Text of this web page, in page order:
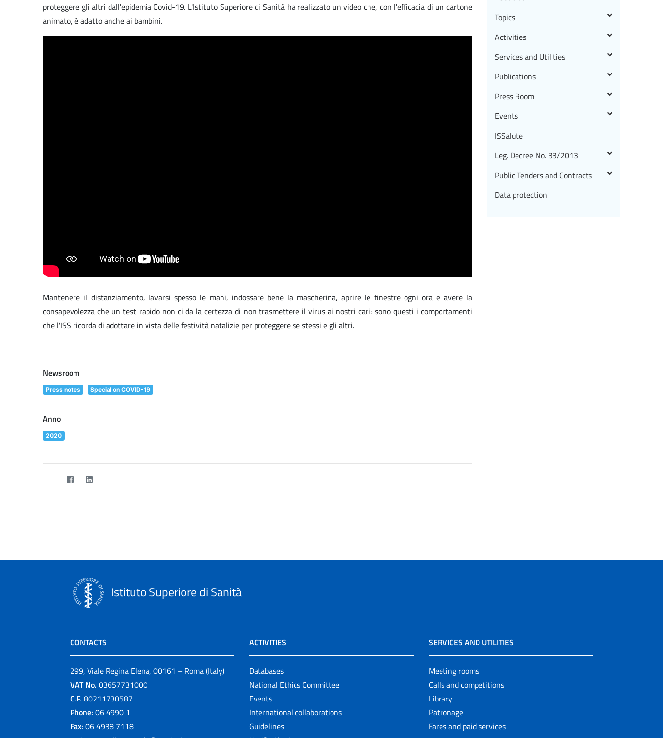
proteggere gli altri dall'epidemia Covid-19. L'Istituto Superiore di Sanità ha realizzato un video che, con l'efficacia di un cartone
animato, è adatto anche ai bambini.
Mantenere il distanziamento, lavarsi spesso le mani, indossare bene la mascherina, aprire le finestre ogni ora e avere la
consapevolezza che un test rapido non ci da la certezza di non trasmettere il virus ai nostri cari: sono questi i comportamenti
che l'ISS ricorda di adottare in vista delle festività natalizie per proteggere se stessi e gli altri.
Newsroom
Press notes Special on COVID-19
Anno
2020
Topics
Activities
Services and Utilities
Publications
Press Room
Events
ISSalute
Leg. Decree No. 33/2013
Public Tenders and Contracts
Data protection
Istituto Superiore di Sanità
CONTACTS
299, Viale Regina Elena, 00161 – Roma (Italy)
VAT No. 03657731000
C.F. 80211730587
Phone: 06 4990 1
Fax: 06 4938 7118
ACTIVITIES
Databases
National Ethics Committee
Events
International collaborations
Guidelines
SERVICES AND UTILITIES
Meeting rooms
Calls and competitions
Library
Patronage
Fares and paid services